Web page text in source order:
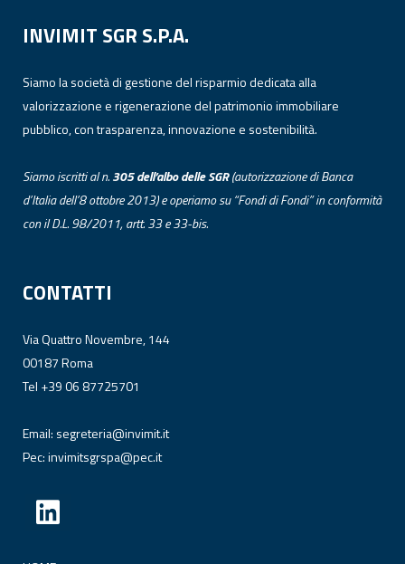
INVIMIT SGR S.P.A.
Siamo la società di gestione del risparmio dedicata alla
valorizzazione e rigenerazione del patrimonio immobiliare
pubblico, con trasparenza, innovazione e sostenibilità.
Siamo iscritti al n.305 dell’albodelleSGR(autorizzazione di Banca
d’Italia dell’8 ottobre 2013) e operiamo su “Fondi di Fondi” in conformità
con il D.L. 98/2011, artt. 33 e 33-bis.
CONTATTI
Via Quattro Novembre, 144
00187 Roma
Tel +39 06 87725701
Email: segreteria@invimit.it
Pec:invimitsgrspa@pec.it